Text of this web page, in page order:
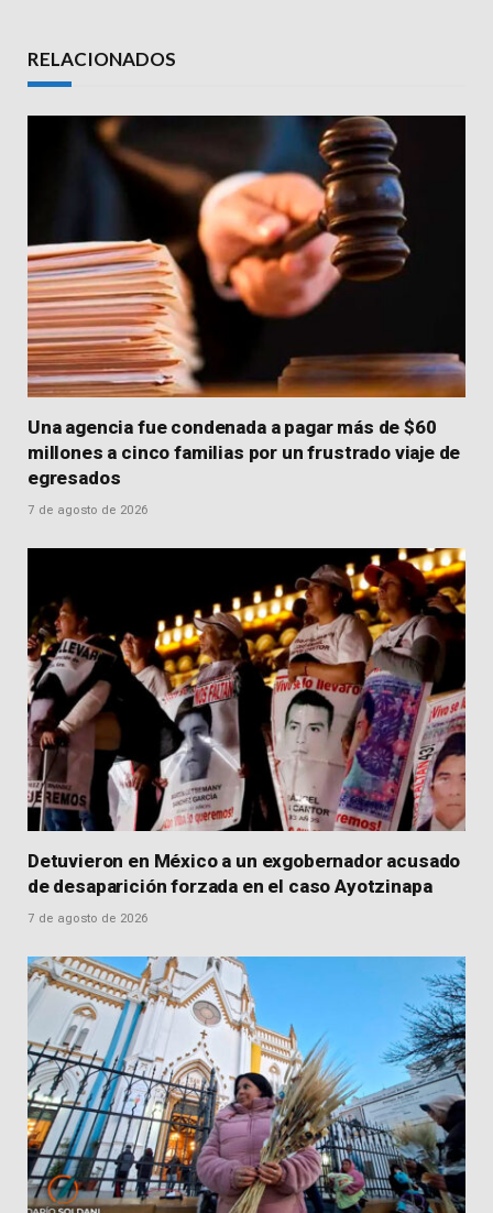
RELACIONADOS
Una agencia fue condenada a pagar más de $60
millones a cinco familias por un frustrado viaje de
egresados
7 de agosto de 2026
Detuvieron en México a un exgobernador acusado
de desaparición forzada en el caso Ayotzinapa
7 de agosto de 2026